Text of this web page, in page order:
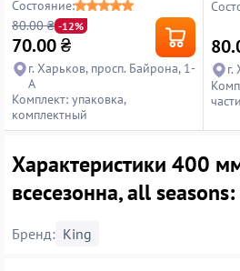
Состояние:
80.00 ₴ -12%
70.00₴
г. Харьков, просп. Байрона, 1-
А
Комплект: упаковка,
комплектный
Характеристики 400
всесезонна, all seasons:
Бренд: King